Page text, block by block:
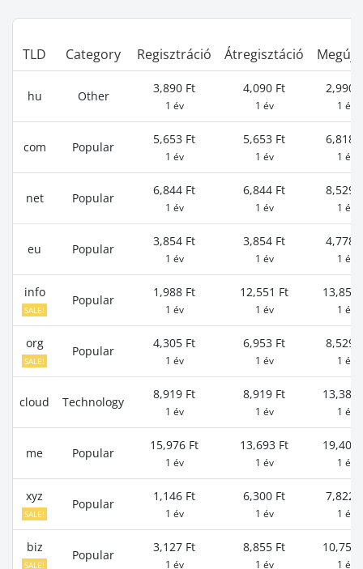
TLD Category Regisztráció Átregisztáció
hu Other
3,890 Ft
1 év
4,090 Ft
1 év
2,990
1 év
com Popular
5,653 Ft
1 év
5,653 Ft
1 év
6,818
1 év
net Popular
6,844 Ft
1 év
6,844 Ft
1 év
8,529
1 év
eu Popular
3,854 Ft
1 év
3,854 Ft
1 év
4,778
1 év
info
SALE!
Popular
1,988 Ft
1 év
12,551 Ft
1 év
13,856
1 év
org
SALE!
Popular
4,305 Ft
1 év
6,953 Ft
1 év
8,529
1 év
cloud Technology
8,919 Ft
1 év
8,919 Ft
1 év
13,380
1 év
me Popular
15,976 Ft
1 év
13,693 Ft
1 év
19,400
1 év
xyz
SALE!
Popular
1,146 Ft
1 év
6,300 Ft
1 év
7,822
1 év
biz
SALE!
Popular
3,127 Ft
1 év
8,855 Ft
1 év
10,757
1 év